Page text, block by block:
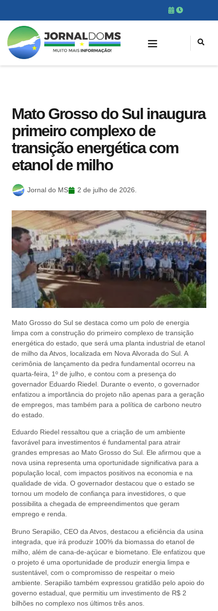
Mato Grosso do Sul inaugura
primeiro complexo de
transição energética com
etanol de milho
Jornal do MS 2 de julho de 2026.
Mato Grosso do Sul se destaca como um polo de energia
limpa com a construção do primeiro complexo de transição
energética do estado, que será uma planta industrial de etanol
de milho da Atvos, localizada em Nova Alvorada do Sul. A
cerimônia de lançamento da pedra fundamental ocorreu na
quarta-feira, 1º de julho, e contou com a presença do
governador Eduardo Riedel. Durante o evento, o governador
enfatizou a importância do projeto não apenas para a geração
de empregos, mas também para a política de carbono neutro
do estado.
Eduardo Riedel ressaltou que a criação de um ambiente
favorável para investimentos é fundamental para atrair
grandes empresas ao Mato Grosso do Sul. Ele afirmou que a
nova usina representa uma oportunidade significativa para a
população local, com impactos positivos na economia e na
qualidade de vida. O governador destacou que o estado se
tornou um modelo de confiança para investidores, o que
possibilita a chegada de empreendimentos que geram
emprego e renda.
Bruno Serapião, CEO da Atvos, destacou a eficiência da usina
integrada, que irá produzir 100% da biomassa do etanol de
milho, além de cana-de-açúcar e biometano. Ele enfatizou que
o projeto é uma oportunidade de produzir energia limpa e
sustentável, com o compromisso de respeitar o meio
ambiente. Serapião também expressou gratidão pelo apoio do
governo estadual, que permitiu um investimento de R$ 2
bilhões no complexo nos últimos três anos.